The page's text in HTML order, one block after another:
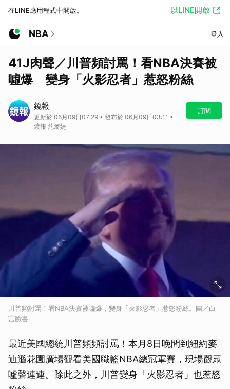
在LINE應用程式中開啟。 以LINE開啟
NBA 登入
41J肉聲／川普頻討罵！看NBA決賽被
噓爆 變身「火影忍者」惹怒粉絲
鏡報
更新於 06月09日07:29 • 發布於 06月09日03:11 •
鏡報 施旖婕
訂閱
川普頻討罵！看NBA決賽被噓爆，變身「火影忍者」惹怒粉絲。圖／白
宮臉書
最近美國總統川普頻頻討罵！本月8日晚間到紐約麥
迪遜花園廣場觀看美國職籃NBA總冠軍賽，現場觀眾
噓聲連連。除此之外，川普變身「火影忍者」也惹怒